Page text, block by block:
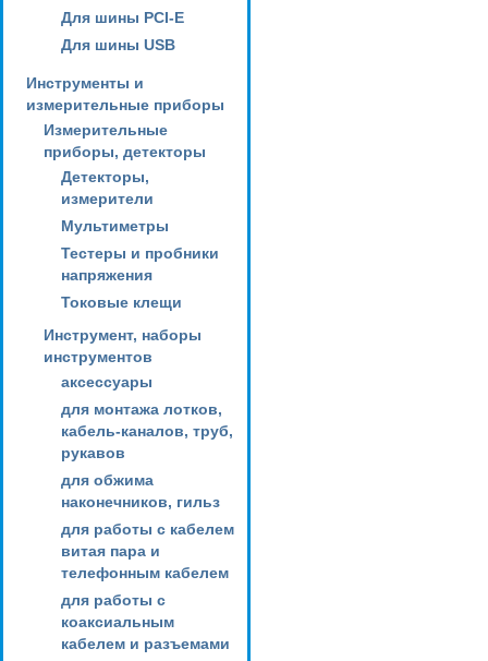
Для шины PCI-E
Для шины USB
Инструменты и
измерительные приборы
Измерительные
приборы, детекторы
Детекторы,
измерители
Мультиметры
Тестеры и пробники
напряжения
Токовые клещи
Инструмент, наборы
инструментов
аксессуары
для монтажа лотков,
кабель-каналов, труб,
рукавов
для обжима
наконечников, гильз
для работы с кабелем
витая пара и
телефонным кабелем
для работы с
коаксиальным
кабелем и разъемами